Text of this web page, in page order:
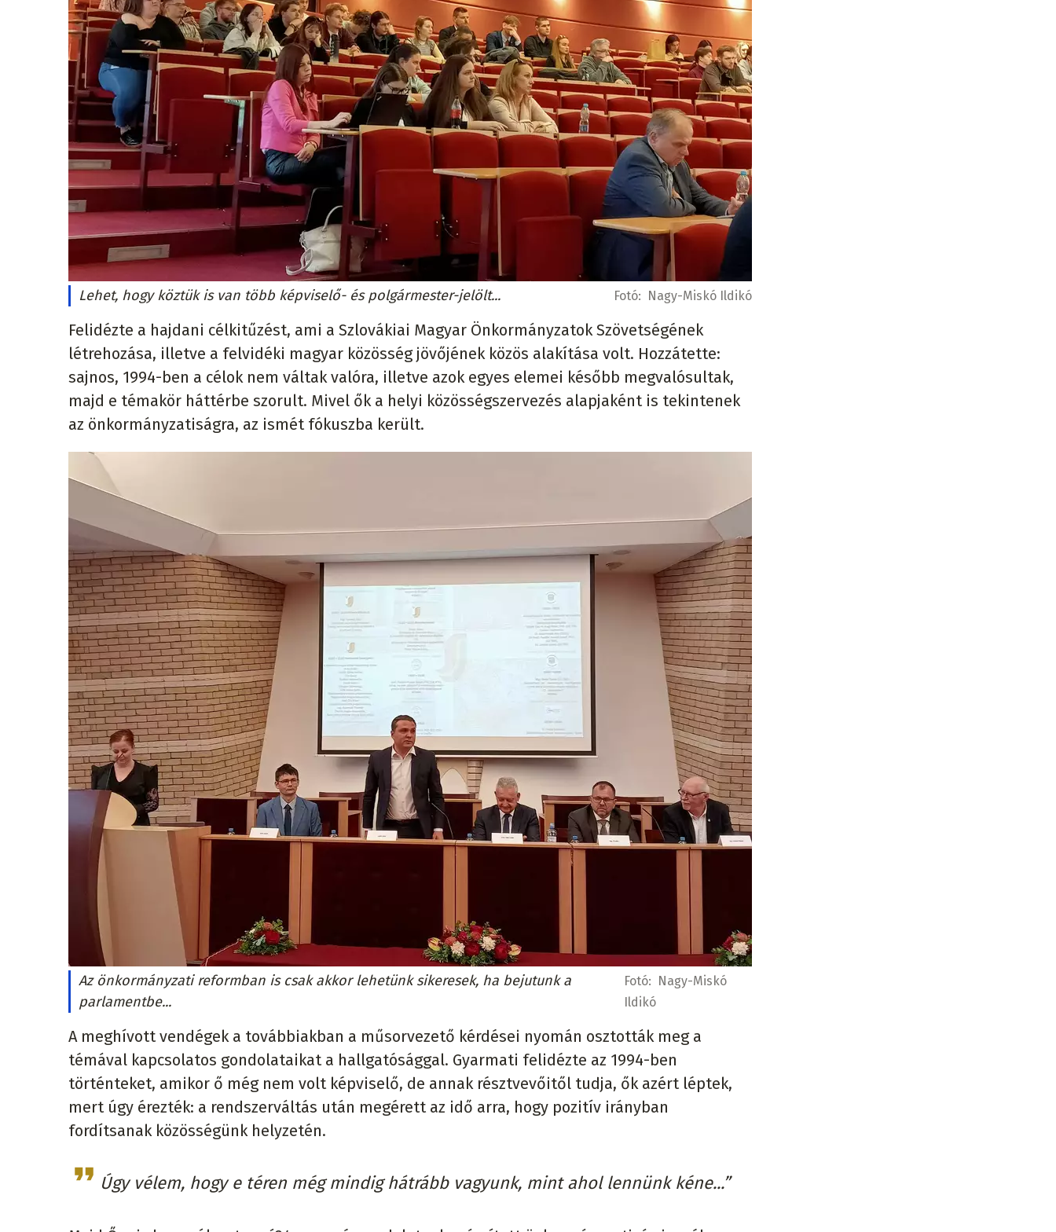
Lehet, hogy köztük is van több képviselő- és polgármester-jelölt... Fotó: Nagy-Miskó Ildikó
Felidézte a hajdani célkitűzést, ami a Szlovákiai Magyar Önkormányzatok Szövetségének
létrehozása, illetve a felvidéki magyar közösség jövőjének közös alakítása volt. Hozzátette:
sajnos, 1994-ben a célok nem váltak valóra, illetve azok egyes elemei később megvalósultak,
majd e témakör háttérbe szorult. Mivel ők a helyi közösségszervezés alapjaként is tekintenek
az önkormányzatiságra, az ismét fókuszba került.
Az önkormányzati reformban is csak akkor lehetünk sikeresek, ha bejutunk a
parlamentbe...
Fotó: Nagy-Miskó
Ildikó
A meghívott vendégek a továbbiakban a műsorvezető kérdései nyomán osztották meg a
témával kapcsolatos gondolataikat a hallgatósággal. Gyarmati felidézte az 1994-ben
történteket, amikor ő még nem volt képviselő, de annak résztvevőitől tudja, ők azért léptek,
mert úgy érezték: a rendszerváltás után megérett az idő arra, hogy pozitív irányban
fordítsanak közösségünk helyzetén.
Úgy vélem, hogy e téren még mindig hátrább vagyunk, mint ahol lennünk kéne...”